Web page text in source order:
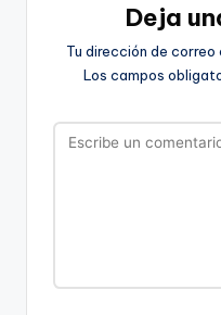
Deja
Tu dirección de
Los campos